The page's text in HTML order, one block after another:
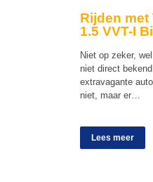
Rijden met
1.5 VVT-I
Niet op zeker,
niet direct
extravagante
niet, maar er…
Lees meer